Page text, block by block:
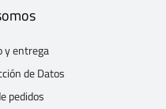
y entrega
de Datos
pedidos